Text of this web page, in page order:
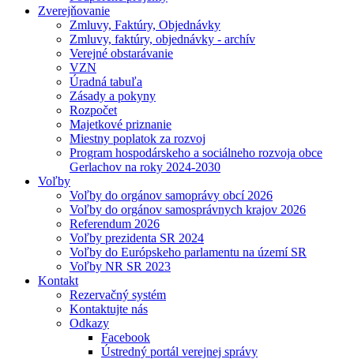
Zverejňovanie
Zmluvy, Faktúry, Objednávky
Zmluvy, faktúry, objednávky - archív
Verejné obstarávanie
VZN
Úradná tabuľa
Zásady a pokyny
Rozpočet
Majetkové priznanie
Miestny poplatok za rozvoj
Program hospodárskeho a sociálneho rozvoja obce
Gerlachov na roky 2024-2030
Voľby
Voľby do orgánov samoprávy obcí 2026
Voľby do orgánov samosprávnych krajov 2026
Referendum 2026
Voľby prezidenta SR 2024
Voľby do Európskeho parlamentu na území SR
Voľby NR SR 2023
Kontakt
Rezervačný systém
Kontaktujte nás
Odkazy
Facebook
Ústredný portál verejnej správy